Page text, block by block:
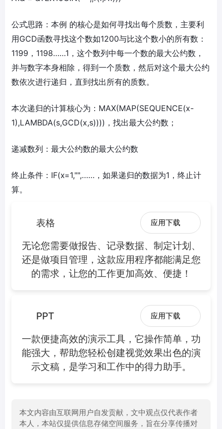
公式思路：本例 的核心是如何寻找出每个质数，主要利
用GCD函数寻找这个数如1200与比这个数小的所有数：
1199，1198……1，这个数列中每一个数的最大公约数，
并与数字本身相除，得到一个质数，然后对这个最大公约
数依次进行递归，直到找出所有的质数。
本次递归的计算核心为：MAX(MAP(SEQUENCE(x-
1),LAMBDA(s,GCD(x,s))))，找出最大公约数；
递减数列：最大公约数的最大公约数
终止条件：IF(x=1,"",……，如果递归的数据为1，终止计
算。
表格 应用下载
无论您需要做报告、记录数据、制定计划、
还是做项目管理，这款应用程序都能满足您
的需求，让您的工作更加高效、便捷！
PPT 应用下载
一款便捷高效的演示工具，它操作简单，功
能强大，帮助您轻松创建视觉效果出色的演
示文稿，是学习和工作中的得力助手。
本文内容由互联网用户自发贡献，文中观点仅代表作者
本人，本站仅提供信息存储空间服务，旨在分享传播对